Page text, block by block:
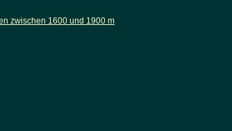
zwischen 1600 und 1900 m